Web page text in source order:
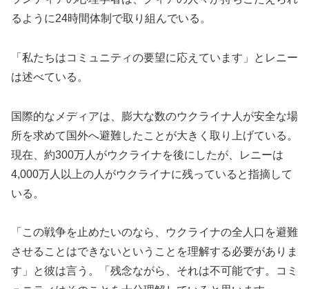
るように24時間体制で取り組んでいる。
「私たちはコミュニティの要望に応えています」とレニー
は述べている。
国際的なメディアは、膨大な数のウクライナ人が安全な場
所を求めて国外へ避難したことが大きく取り上げている。
現在、約300万人がウクライナを後にしたが、レニーは
4,000万人以上の人がウクライナに残っていると指摘して
いる。
「この戦争を止めたいのなら、ウクライナの全人口を避難
させることはできないということを理解する必要がありま
す」と彼は言う。「残念ながら、それは不可能です。コミ